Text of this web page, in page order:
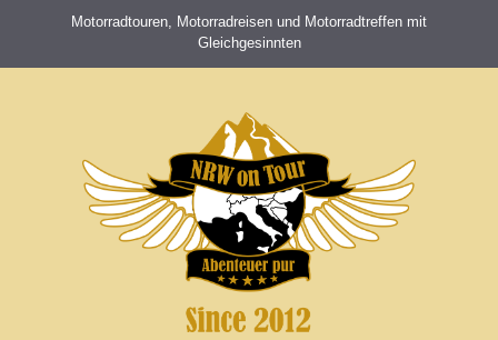
springen
Motorradtouren, Motorradreisen und Motorradtreffen mit
Gleichgesinnten